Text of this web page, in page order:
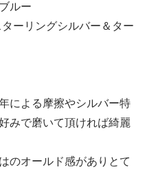
ルー
ーリングシルバー＆ター
による摩擦やシルバー特
みで磨いて頂ければ綺麗
のオールド感がありとて